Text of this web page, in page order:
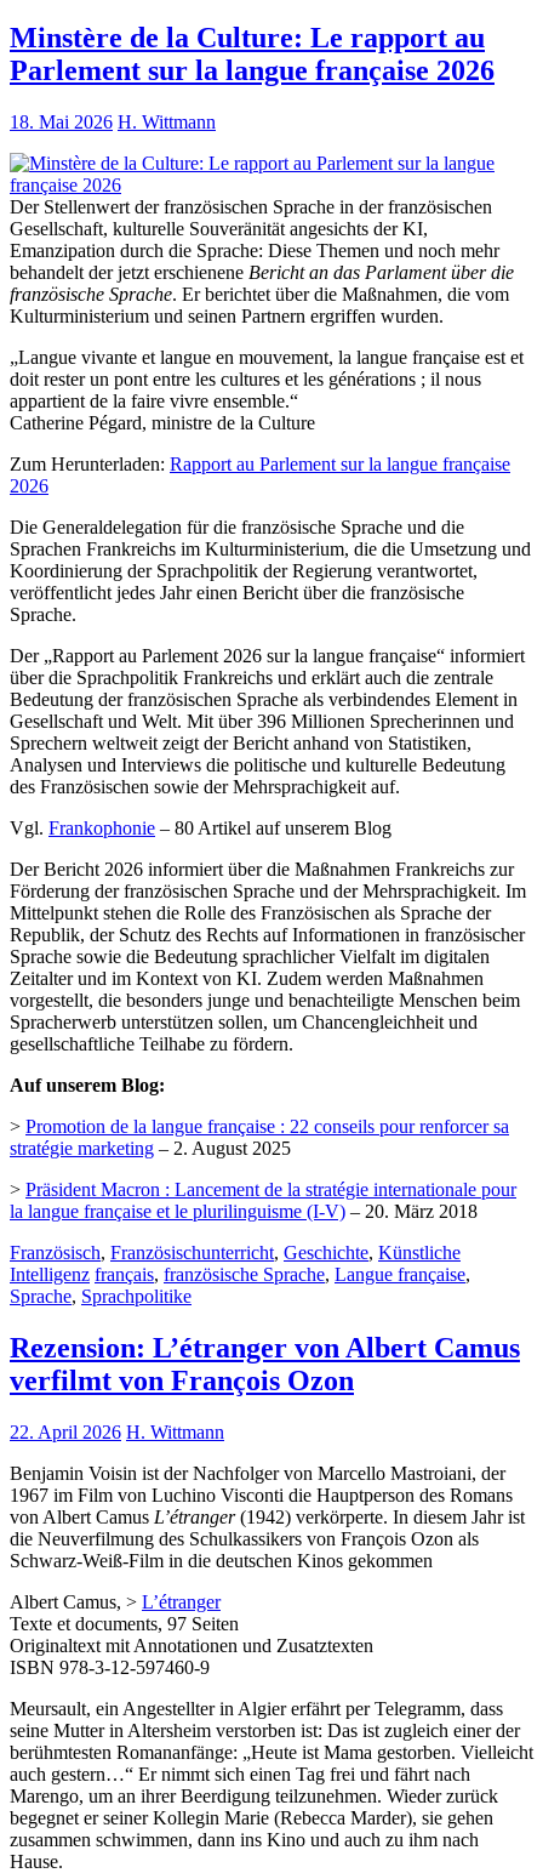
Minstère de la Culture: Le rapport au
Parlement sur la langue française 2026
18. Mai 2026 H. Wittmann
Der Stellenwert der französischen Sprache in der französischen
Gesellschaft, kulturelle Souveränität angesichts der KI,
Emanzipation durch die Sprache: Diese Themen und noch mehr
behandelt der jetzt erschienene Bericht an das Parlament über die
französische Sprache. Er berichtet über die Maßnahmen, die vom
Kulturministerium und seinen Partnern ergriffen wurden.
„Langue vivante et langue en mouvement, la langue française est et
doit rester un pont entre les cultures et les générations ; il nous
appartient de la faire vivre ensemble.“
Catherine Pégard, ministre de la Culture
Zum Herunterladen: Rapport au Parlement sur la langue française
2026
Die Generaldelegation für die französische Sprache und die
Sprachen Frankreichs im Kulturministerium, die die Umsetzung und
Koordinierung der Sprachpolitik der Regierung verantwortet,
veröffentlicht jedes Jahr einen Bericht über die französische
Sprache.
Der „Rapport au Parlement 2026 sur la langue française“ informiert
über die Sprachpolitik Frankreichs und erklärt auch die zentrale
Bedeutung der französischen Sprache als verbindendes Element in
Gesellschaft und Welt. Mit über 396 Millionen Sprecherinnen und
Sprechern weltweit zeigt der Bericht anhand von Statistiken,
Analysen und Interviews die politische und kulturelle Bedeutung
des Französischen sowie der Mehrsprachigkeit auf.
Vgl. Frankophonie – 80 Artikel auf unserem Blog
Der Bericht 2026 informiert über die Maßnahmen Frankreichs zur
Förderung der französischen Sprache und der Mehrsprachigkeit. Im
Mittelpunkt stehen die Rolle des Französischen als Sprache der
Republik, der Schutz des Rechts auf Informationen in französischer
Sprache sowie die Bedeutung sprachlicher Vielfalt im digitalen
Zeitalter und im Kontext von KI. Zudem werden Maßnahmen
vorgestellt, die besonders junge und benachteiligte Menschen beim
Spracherwerb unterstützen sollen, um Chancengleichheit und
gesellschaftliche Teilhabe zu fördern.
Auf unserem Blog:
> Promotion de la langue française : 22 conseils pour renforcer sa
stratégie marketing – 2. August 2025
> Präsident Macron : Lancement de la stratégie internationale pour
la langue française et le plurilinguisme (I-V) – 20. März 2018
Französisch, Französischunterricht, Geschichte, Künstliche
Intelligenz français, französische Sprache, Langue française,
Sprache, Sprachpolitike
Rezension: L’étranger von Albert Camus
verfilmt von François Ozon
22. April 2026 H. Wittmann
Benjamin Voisin ist der Nachfolger von Marcello Mastroiani, der
1967 im Film von Luchino Visconti die Hauptperson des Romans
von Albert Camus L’étranger(1942) verkörperte. In diesem Jahr ist
die Neuverfilmung des Schulkassikers von François Ozon als
Schwarz-Weiß-Film in die deutschen Kinos gekommen
Albert Camus, > L’étranger
Texte et documents, 97 Seiten
Originaltext mit Annotationen und Zusatztexten
ISBN 978-3-12-597460-9
Meursault, ein Angestellter in Algier erfährt per Telegramm, dass
seine Mutter in Altersheim verstorben ist: Das ist zugleich einer der
berühmtesten Romananfänge: „Heute ist Mama gestorben. Vielleicht
auch gestern…“ Er nimmt sich einen Tag frei und fährt nach
Marengo, um an ihrer Beerdigung teilzunehmen. Wieder zurück
begegnet er seiner Kollegin Marie (Rebecca Marder), sie gehen
zusammen schwimmen, dann ins Kino und auch zu ihm nach
Hause.